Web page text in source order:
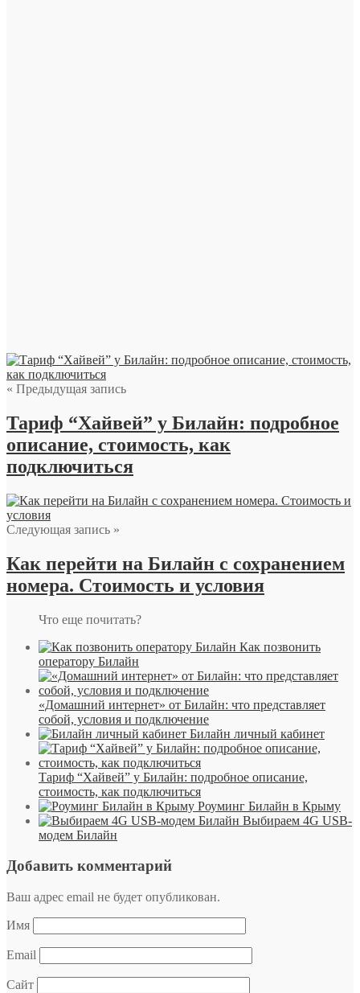
« Предыдущая запись
Тариф “Хайвей” у Билайн: подробное
описание, стоимость, как
подключиться
Следующая запись »
Как перейти на Билайн с сохранением
номера. Стоимость и условия
Что еще почитать?
Как позвонить
оператору Билайн
«Домашний интернет» от Билайн: что представляет
собой, условия и подключение
Билайн личный кабинет
Тариф “Хайвей” у Билайн: подробное описание,
стоимость, как подключиться
Роуминг Билайн в Крыму
Выбираем 4G USB-
модем Билайн
Добавить комментарий
Ваш адрес email не будет опубликован.
Имя
Email
Сайт